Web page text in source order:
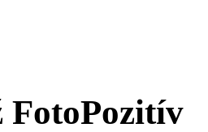
FotoPozitív